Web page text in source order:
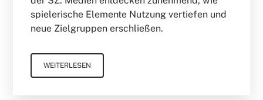
spielerische Elemente Nutzung vertiefen und
neue Zielgruppen erschließen.
WEITERLESEN